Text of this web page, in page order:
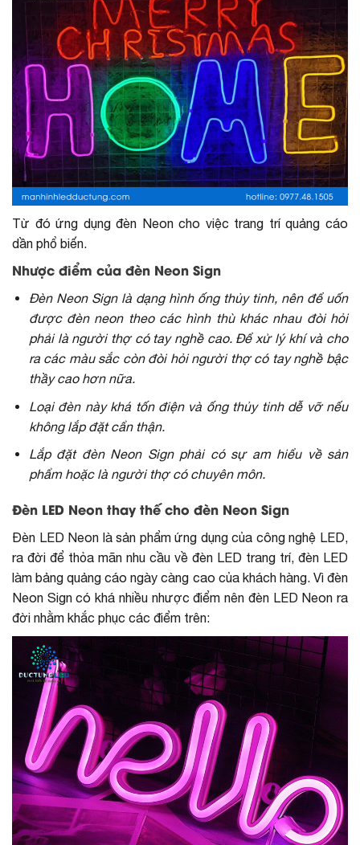
Từ đó ứng dụng đèn Neon cho việc trang trí quảng cáo
dần phổ biến.
Nhược điểm của đèn Neon Sign
Đèn Neon Sign là dạng hình ống thủy tinh, nên để uốn
được đèn neon theo các hình thù khác nhau đòi hỏi
phải là người thợ có tay nghề cao. Để xử lý khí và cho
ra các màu sắc còn đòi hỏi người thợ có tay nghề bậc
thầy cao hơn nữa.
Loại đèn này khá tốn điện và ống thủy tinh dễ vỡ nếu
không lắp đặt cẩn thận.
Lắp đặt đèn Neon Sign phải có sự am hiểu về sản
phẩm hoặc là người thợ có chuyên môn.
Đèn LED Neon thay thế cho đèn Neon Sign
Đèn LED Neon là sản phẩm ứng dụng của công nghệ LED,
ra đời để thỏa mãn nhu cầu về đèn LED trang trí, đèn LED
làm bảng quảng cáo ngày càng cao của khách hàng. Vì đèn
Neon Sign có khá nhiều nhược điểm nên đèn LED Neon ra
đời nhằm khắc phục các điểm trên: